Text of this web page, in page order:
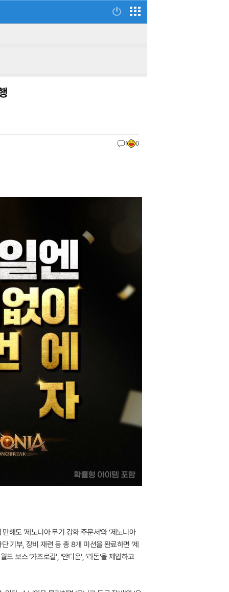
1 0
해도 '제노니아 무기 강화 주문서’와 ‘제노니아
기부, 장비 재련 등 총 8개 미션을 완료하면 ‘제
보스 ‘카즈로갈’, ‘안티온’, ‘라돈’을 제압하고